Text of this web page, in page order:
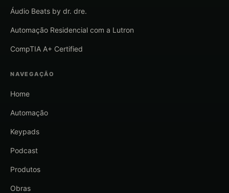
Áudio Beats by dr. dre.
Automação Residencial com a Lutron
CompTIA A+ Certified
NAVEGAÇÃO
Home
Automação
Keypads
Podcast
Produtos
Obras